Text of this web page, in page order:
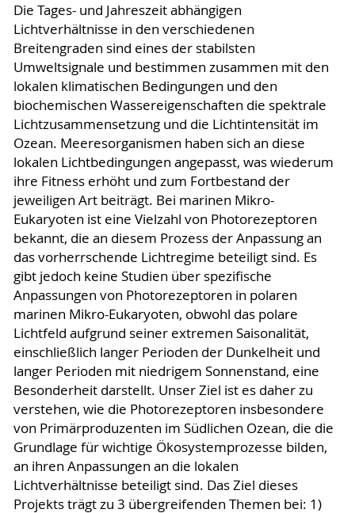
Die Tages- und Jahreszeit abhängigen
Lichtverhältnisse in den verschiedenen
Breitengraden sind eines der stabilsten
Umweltsignale und bestimmen zusammen mit den
lokalen klimatischen Bedingungen und den
biochemischen Wassereigenschaften die spektrale
Lichtzusammensetzung und die Lichtintensität im
Ozean. Meeresorganismen haben sich an diese
lokalen Lichtbedingungen angepasst, was wiederum
ihre Fitness erhöht und zum Fortbestand der
jeweiligen Art beiträgt. Bei marinen Mikro-
Eukaryoten ist eine Vielzahl von Photorezeptoren
bekannt, die an diesem Prozess der Anpassung an
das vorherrschende Lichtregime beteiligt sind. Es
gibt jedoch keine Studien über spezifische
Anpassungen von Photorezeptoren in polaren
marinen Mikro-Eukaryoten, obwohl das polare
Lichtfeld aufgrund seiner extremen Saisonalität,
einschließlich langer Perioden der Dunkelheit und
langer Perioden mit niedrigem Sonnenstand, eine
Besonderheit darstellt. Unser Ziel ist es daher zu
verstehen, wie die Photorezeptoren insbesondere
von Primärproduzenten im Südlichen Ozean, die die
Grundlage für wichtige Ökosystemprozesse bilden,
an ihren Anpassungen an die lokalen
Lichtverhältnisse beteiligt sind. Das Ziel dieses
Projekts trägt zu 3 übergreifenden Themen bei: 1)